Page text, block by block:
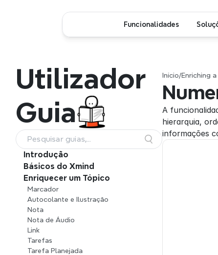
Utilizador
Guia
Pesquisar guias,
funcionalidades e fluxos de
trabalho
Introdução
Básicos do Xmind
Enriquecer um Tópico
Marcador
Autocolante e Ilustração
Nota
Nota de Áudio
Link
Tarefas
Tarefa Planejada
Início/Enriching
A
hierarquia,
informações
Funcionalidades